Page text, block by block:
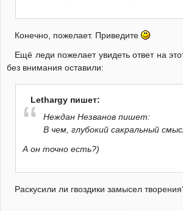
Конечно, пожелает. Приведите
Ещё леди пожелает увидеть ответ на
без внимания оставили:
Lethargy пишет:
Неждан Незванов пишет:
В чем, глубокий сакральный
А он точно есть?)
Раскусили ли гвоздики замысел